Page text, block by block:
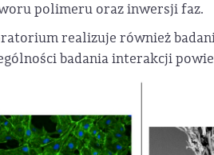
polimeru oraz inwersji faz.
realizuje również
badania interakcji